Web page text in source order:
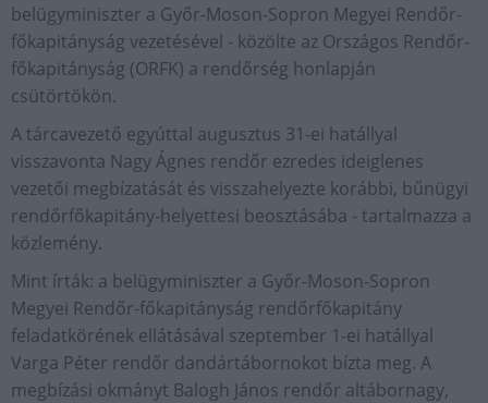
belügyminiszter a Győr-Moson-Sopron Megyei Rendőr-
főkapitányság vezetésével - közölte az Országos Rendőr-
főkapitányság (ORFK) a rendőrség honlapján
csütörtökön.
A tárcavezető egyúttal augusztus 31-ei hatállyal
visszavonta Nagy Ágnes rendőr ezredes ideiglenes
vezetői megbízatását és visszahelyezte korábbi, bűnügyi
rendőrfőkapitány-helyettesi beosztásába - tartalmazza a
közlemény.
Mint írták: a belügyminiszter a Győr-Moson-Sopron
Megyei Rendőr-főkapitányság rendőrfőkapitány
feladatkörének ellátásával szeptember 1-ei hatállyal
Varga Péter rendőr dandártábornokot bízta meg. A
megbízási okmányt Balogh János rendőr altábornagy,